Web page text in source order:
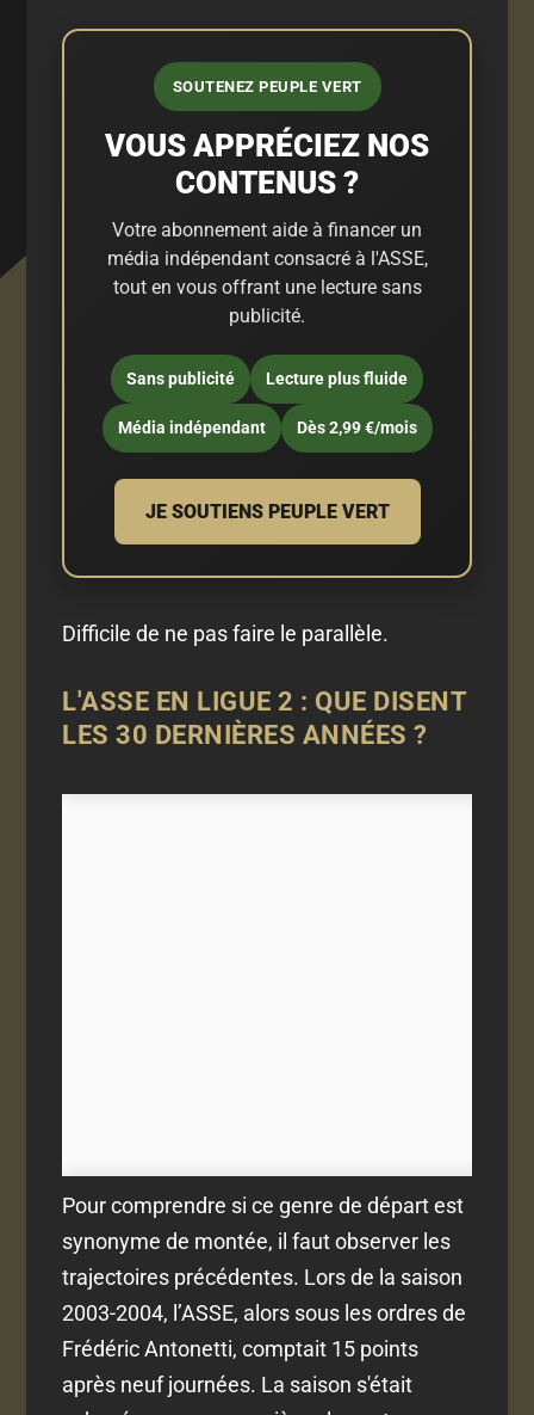
SOUTENEZ PEUPLE VERT
VOUS APPRÉCIEZ NOS
CONTENUS ?
Votre abonnement aide à financer un
média indépendant consacré à l'ASSE,
tout en vous offrant une lecture sans
publicité.
Sans publicité Lecture plus fluide
Média indépendant Dès 2,99 €/mois
JE SOUTIENS PEUPLE VERT
Difficile de ne pas faire le parallèle.
L'ASSE EN LIGUE 2 : QUE DISENT
LES 30 DERNIÈRES ANNÉES ?
Pour comprendre si ce genre de départ est
synonyme de montée, il faut observer les
trajectoires précédentes. Lors de la saison
2003-2004, l’ASSE, alors sous les ordres de
Frédéric Antonetti, comptait 15 points
après neuf journées. La saison s'était